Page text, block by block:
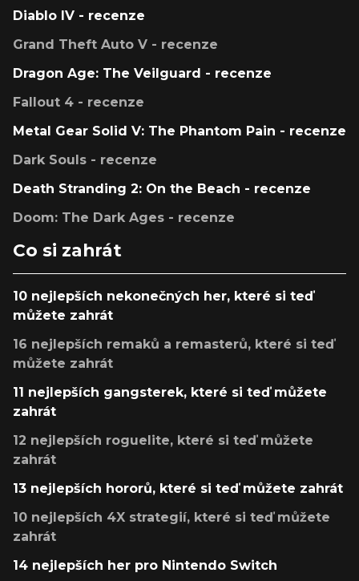
Diablo IV - recenze
Grand Theft Auto V - recenze
Dragon Age: The Veilguard - recenze
Fallout 4 - recenze
Metal Gear Solid V: The Phantom Pain - recenze
Dark Souls - recenze
Death Stranding 2: On the Beach - recenze
Doom: The Dark Ages - recenze
Co si zahrát
10 nejlepších nekonečných her, které si teď
můžete zahrát
16 nejlepších remaků a remasterů, které si teď
můžete zahrát
11 nejlepších gangsterek, které si teď můžete
zahrát
12 nejlepších roguelite, které si teď můžete
zahrát
13 nejlepších hororů, které si teď můžete zahrát
10 nejlepších 4X strategií, které si teď můžete
zahrát
14 nejlepších her pro Nintendo Switch